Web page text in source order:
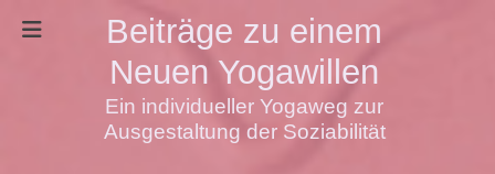
Beiträge zu einem
Neuen Yogawillen
Ein individueller Yogaweg zur
Ausgestaltung der Soziabilität